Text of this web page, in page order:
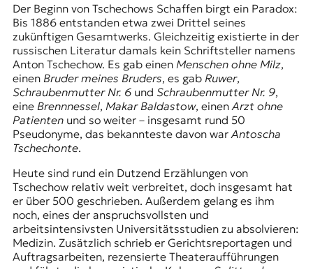
r
o
p
a
.
Der Beginn von Tschechows Schaffen birgt ein Paradox:
Bis 1886 entstanden etwa zwei Drittel seines
zukünftigen Gesamtwerks. Gleichzeitig existierte in der
russischen Literatur damals kein Schriftsteller namens
Anton Tschechow. Es gab einen Menschen ohne Milz,
einen Bruder meines Bruders, es gab Ruwer,
Schraubenmutter Nr. 6 und Schraubenmutter Nr. 9,
eine Brennnessel, Makar Baldastow, einen Arzt ohne
Patientenund so weiter – insgesamt rund 50
Pseudonyme, das bekannteste davon war Antoscha
Tschechonte.
Heute sind rund ein Dutzend Erzählungen von
Tschechow relativ weit verbreitet, doch insgesamt hat
er über 500 geschrieben. Außerdem gelang es ihm
noch, eines der anspruchsvollsten und
arbeitsintensivsten Universitätsstudien zu absolvieren:
Medizin. Zusätzlich schrieb er Gerichtsreportagen und
Auftragsarbeiten, rezensierte Theateraufführungen